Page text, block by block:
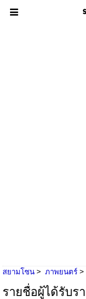
สยามโซน ภาพยนตร์
รายชื่อผู้ได้รับร